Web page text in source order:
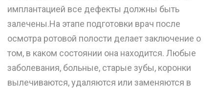
имплантацией все дефекты должны быть
залечены.На этапе подготовки врач после
осмотра ротовой полости делает заключение о
том, в каком состоянии она находится. Любые
заболевания, больные, старые зубы, коронки
вылечиваются, удаляются или заменяются в